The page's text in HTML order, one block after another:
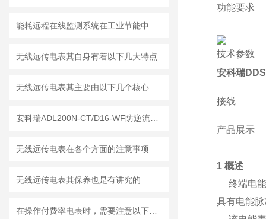
无线远传电表其自身有着以下几大特点
无线远传电表在各个方面的注意事项
无线远传电表其保养也是有讲究的
功能要求
技术参数
安科瑞
接线
产品展示
1 概述
终端电能
具有电能